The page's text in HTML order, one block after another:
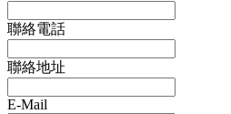
聯絡電話
聯絡地址
E-Mail